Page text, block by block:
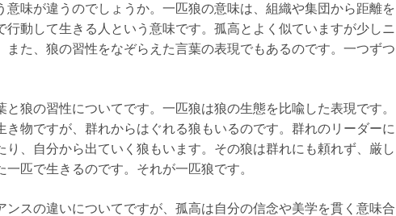
意味が違うのでしょうか。一匹狼の意味は、組織や集団から距離を
行動して生きる人という意味です。孤高とよく似ていますが少しニ
また、狼の習性をなぞらえた言葉の表現でもあるのです。一つずつ
と狼の習性についてです。一匹狼は狼の生態を比喩した表現です。
き物ですが、群れからはぐれる狼もいるのです。群れのリーダーに
り、自分から出ていく狼もいます。その狼は群れにも頼れず、厳し
一匹で生きるのです。それが一匹狼です。
ンスの違いについてですが、孤高は自分の信念や美学を貫く意味合